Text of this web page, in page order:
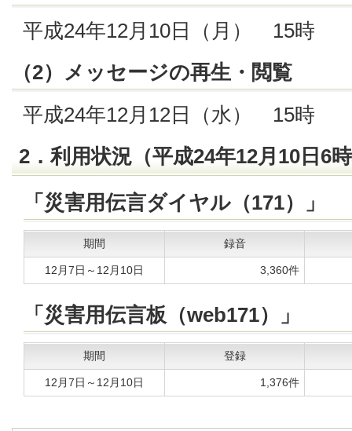
平成24年12月10日（月） 15時
（2）メッセージの再生・閲覧
平成24年12月12日（水） 15時
2．利用状況（平成24年12月10日6
「災害用伝言ダイヤル（171）」
期間 録音
12月7日～12月10日 3,360件
「災害用伝言板（web171）」
期間 登録
12月7日～12月10日 1,376件